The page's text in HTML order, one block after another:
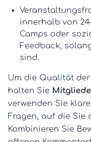
innerhalb von
Camps oder
Feedback,
sind.
Um die Qualität
halten Sie
verwenden Sie
Fragen, auf die Sie
Kombinieren Sie